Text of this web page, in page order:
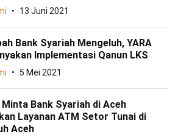
13 Juni 2021
Bank Syariah Mengeluh, YARA
Implementasi Qanun LKS
5 Mei 2021
Minta Bank Syariah di Aceh
Layanan ATM Setor Tunai di
Aceh